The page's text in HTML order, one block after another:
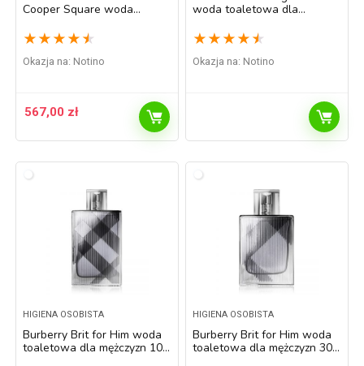
Cooper Square woda
★ ★ ★ ★ ★
Okazja na: Notino
567,00 zł
woda toaletowa dla
★ ★ ★ ★ ★
Okazja na: Notino
HIGIENA OSOBISTA
Burberry Brit for Him woda
toaletowa dla mężczyzn 100
HIGIENA OSOBISTA
Burberry Brit for Him woda
toaletowa dla mężczyzn 30